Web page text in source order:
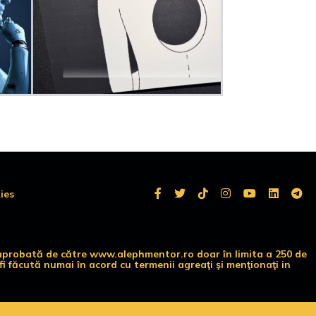
de către www.alephmentor.ro doar în limita a 250 de
făcută numai în acord cu termenii agreaţi şi menţionaţi in